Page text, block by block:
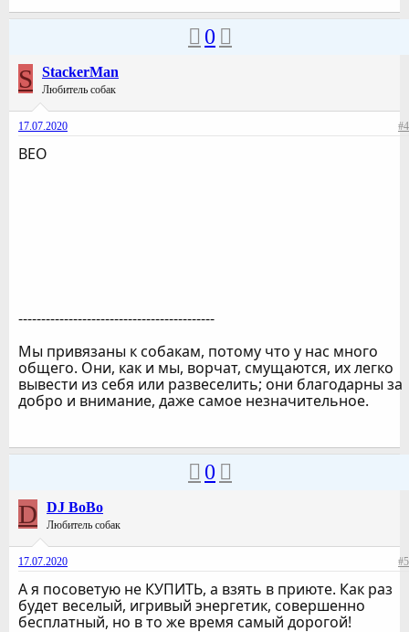
0
S StackerMan
Любитель собак
17.07.2020 #4
ВЕО
-------------------------------------------
Мы привязаны к собакам, потому что у нас много
общего. Они, как и мы, ворчат, смущаются, их легко
вывести из себя или развеселить; они благодарны за
добро и внимание, даже самое незначительное.
0
D DJ BoBo
Любитель собак
17.07.2020 #5
А я посоветую не КУПИТЬ, а взять в приюте. Как раз
будет веселый, игривый энергетик, совершенно
бесплатный, но в то же время самый дорогой!